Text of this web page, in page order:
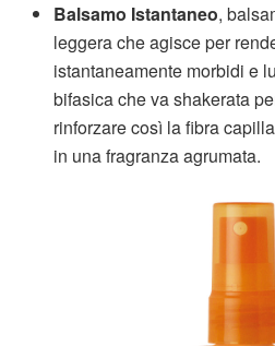
Balsamo Istantaneo,
leggera che agisce per
istantaneamente morbidi e
bifasica che va shakerata
rinforzare così la fibra
in una fragranza agrumata.